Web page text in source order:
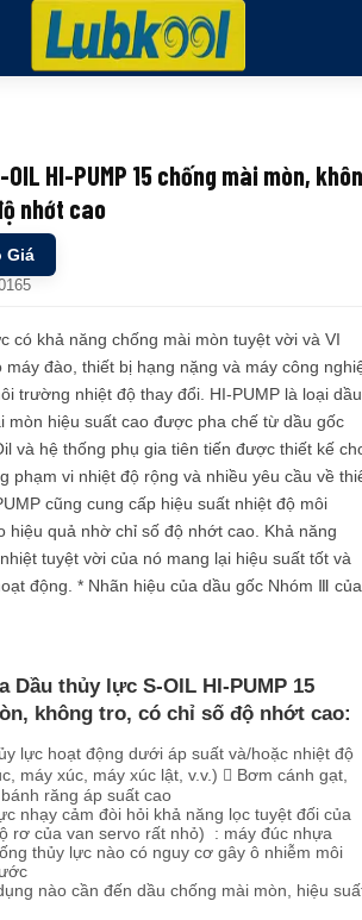
HI-PUMP 15 chống mài mòn,
nhớt cao
Giá
có khả năng chống mài mòn tuyệt vời và VI
đào, thiết bị hạng nặng và máy công
trường nhiệt độ thay đổi. HI-PUMP là loại dầu
mòn hiệu suất cao được pha chế từ dầu gốc
và hệ thống phụ gia tiên tiến được thiết kế
phạm vi nhiệt độ rộng và nhiều yêu cầu về
cũng cung cấp hiệu suất nhiệt độ môi
hiệu quả nhờ chỉ số độ nhớt cao. Khả năng
tuyệt vời của nó mang lại hiệu suất tốt và
động. * Nhãn hiệu của dầu gốc Nhóm Ⅲ của
Dầu thủy lực S-OIL HI-PUMP 15
không tro, có chỉ số độ nhớt cao:
lực hoạt động dưới áp suất và/hoặc nhiệt độ
máy xúc, máy xúc lật, v.v.)  Bơm cánh gạt,
răng áp suất cao
nhạy cảm đòi hỏi khả năng lọc tuyệt đối của
rơ của van servo rất nhỏ) : máy đúc nhựa
thủy lực nào có nguy cơ gây ô nhiễm môi
nào cần đến dầu chống mài mòn, hiệu